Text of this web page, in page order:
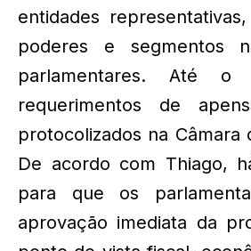
entidades
poderes e segmentos
parlamentares. Até o
requerimentos de
protocolizados na Câmara
De acordo com Thiago,
para que os
aprovação imediata da